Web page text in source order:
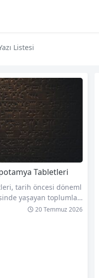
Listesi
Tabletleri
tarih öncesi döneml
yaşayan toplumları
mirastır. Bu tabletler, a
20 Temmuz 2026